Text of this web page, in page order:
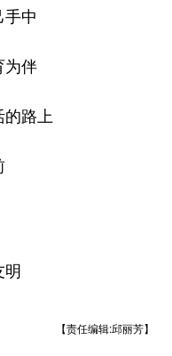
手中
为伴
的路上
明
【责任编辑:邱丽芳】